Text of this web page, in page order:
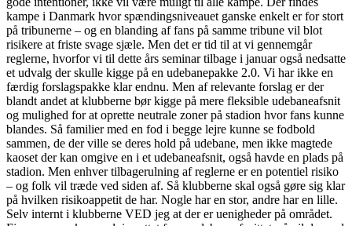
kampe i Danmark hvor spændingsniveauet ganske enkelt er for stort
på tribunerne – og en blanding af fans på samme tribune vil blot
risikere at friste svage sjæle. Men det er tid til at vi gennemgår
reglerne, hvorfor vi til dette års seminar tilbage i januar også nedsatte
et udvalg der skulle kigge på en udebanepakke 2.0. Vi har ikke en
færdig forslagspakke klar endnu. Men af relevante forslag er der
blandt andet at klubberne bør kigge på mere fleksible udebaneafsnit
og mulighed for at oprette neutrale zoner på stadion hvor fans kunne
blandes. Så familier med en fod i begge lejre kunne se fodbold
sammen, de der ville se deres hold på udebane, men ikke magtede
kaoset der kan omgive en i et udebaneafsnit, også havde en plads på
stadion. Men enhver tilbagerulning af reglerne er en potentiel risiko
– og folk vil træde ved siden af. Så klubberne skal også gøre sig klar
på hvilken risikoappetit de har. Nogle har en stor, andre har en lille.
Selv internt i klubberne VED jeg at der er uenigheder på området.